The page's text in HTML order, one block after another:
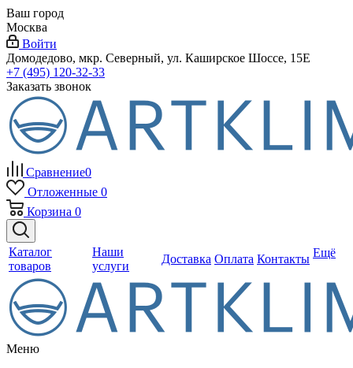
Ваш город
Москва
Войти
Домодедово, мкр. Северный, ул. Каширское Шоссе, 15Е
+7 (495) 120-32-33
Заказать звонок
Сравнение0
Отложенные 0
Корзина 0
Каталог
товаров
Наши
услуги
Доставка Оплата Контакты Ещё
Меню